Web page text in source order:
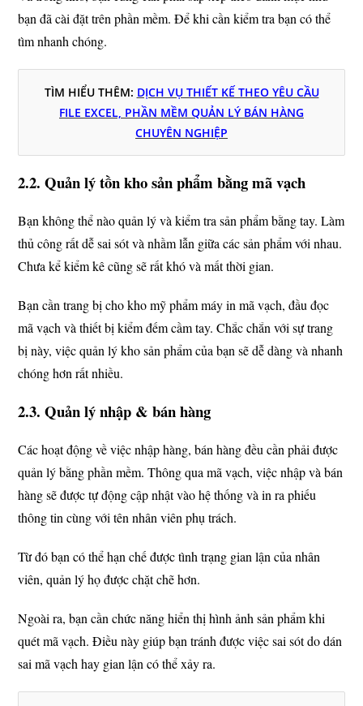
bạn đã cài đặt trên phần mềm. Để khi cần kiểm tra bạn có thể
tìm nhanh chóng.
TÌM HIỂU THÊM: DỊCH VỤ THIẾT KẾ THEO YÊU CẦU
FILE EXCEL, PHẦN MỀM QUẢN LÝ BÁN HÀNG
CHUYÊN NGHIỆP
2.2. Quản lý tồn kho sản phẩm bằng mã vạch
Bạn không thể nào quản lý và kiểm tra sản phẩm bằng tay. Làm
thủ công rất dễ sai sót và nhầm lẫn giữa các sản phẩm với nhau.
Chưa kể kiểm kê cũng sẽ rất khó và mất thời gian.
Bạn cần trang bị cho kho mỹ phẩm máy in mã vạch, đầu đọc
mã vạch và thiết bị kiểm đếm cầm tay. Chắc chắn với sự trang
bị này, việc quản lý kho sản phẩm của bạn sẽ dễ dàng và nhanh
chóng hơn rất nhiều.
2.3. Quản lý nhập & bán hàng
Các hoạt động về việc nhập hàng, bán hàng đều cần phải được
quản lý bằng phần mềm. Thông qua mã vạch, việc nhập và bán
hàng sẽ được tự động cập nhật vào hệ thống và in ra phiếu
thông tin cùng với tên nhân viên phụ trách.
Từ đó bạn có thể hạn chế được tình trạng gian lận của nhân
viên, quản lý họ được chặt chẽ hơn.
Ngoài ra, bạn cần chức năng hiển thị hình ảnh sản phẩm khi
quét mã vạch. Điều này giúp bạn tránh được việc sai sót do dán
sai mã vạch hay gian lận có thể xảy ra.